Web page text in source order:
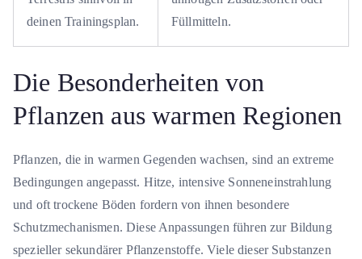
deinen Trainingsplan.
Füllmitteln.
Die Besonderheiten von
Pflanzen aus warmen Regionen
Pflanzen, die in warmen Gegenden wachsen, sind an extreme
Bedingungen angepasst. Hitze, intensive Sonneneinstrahlung
und oft trockene Böden fordern von ihnen besondere
Schutzmechanismen. Diese Anpassungen führen zur Bildung
spezieller sekundärer Pflanzenstoffe. Viele dieser Substanzen